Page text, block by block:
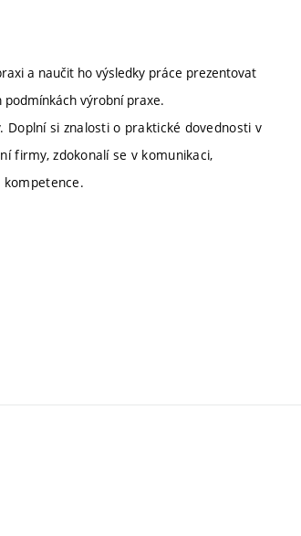
a naučit ho výsledky práce prezentovat
výrobní praxe.
si znalosti o praktické dovednosti v
firmy, zdokonalí se v komunikaci,